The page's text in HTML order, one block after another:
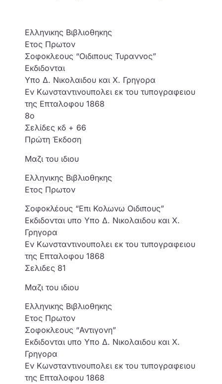
Ελληνικης Βιβλιοθηκης
Ετος Πρωτον
Σοφοκλεους “Οιδιπους Τυραννος”
Εκδιδονται
Υπο Δ. Νικολαιδου και Χ. Γρηγορα
Εν Κωνσταντινουπολει εκ του τυπογραφειου
της Επταλοφου 1868
8ο
Σελίδες κδ + 66
Πρώτη Έκδοση
Μαζι του ιδιου
Ελληνικης Βιβλιοθηκης
Ετος Πρωτον
Σοφοκλέους “Επι Κολωνω Οιδιπους”
Εκδιδονται υπο Υπο Δ. Νικολαιδου και Χ.
Γρηγορα
Εν Κωνσταντινουπολει εκ του τυπογραφειου
της Επταλοφου 1868
Σελιδες 81
Μαζι του ιδιου
Ελληνικης Βιβλιοθηκης
Ετος Πρωτον
Σοφοκλεους “Αντιγονη”
Εκδιδονται υπο Υπο Δ. Νικολαιδου και Χ.
Γρηγορα
Εν Κωνσταντινουπολει εκ του τυπογραφειου
της Επταλοφου 1868